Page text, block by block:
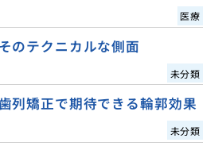
医療
のテクニカルな側面
未分類
列矯正で期待できる輪郭効果
未分類